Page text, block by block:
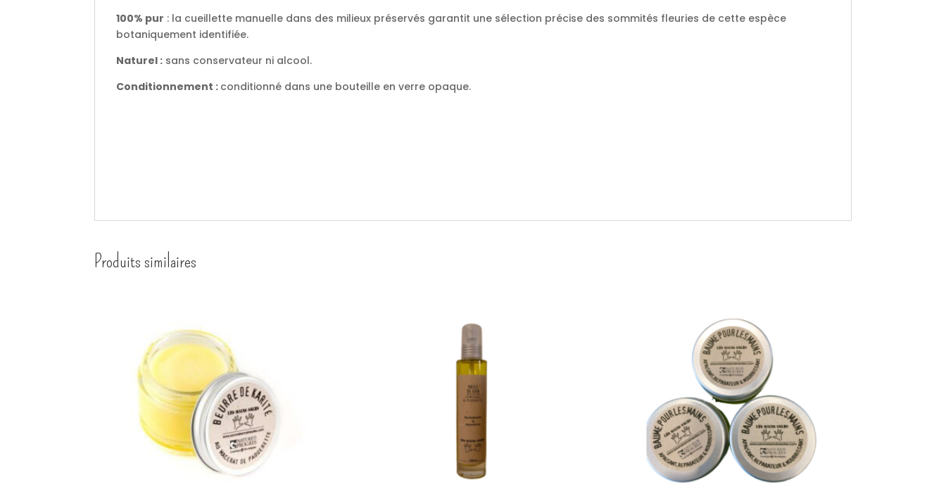
100% pur : la cueillette manuelle dans des milieux préservés garantit une sélection précise des sommités fleuries de cette espèce
botaniquement identifiée.
Naturel : sans conservateur ni alcool.
Conditionnement : conditionné dans une bouteille en verre opaque.
Produits similaires